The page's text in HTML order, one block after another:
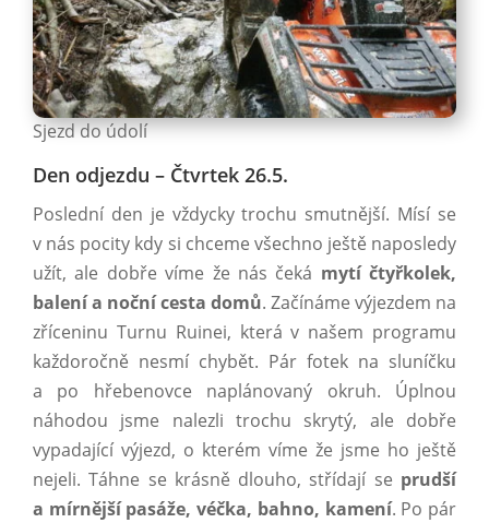
Sjezd do údolí
Den odjezdu – Čtvrtek 26.5.
Poslední den je vždycky trochu smutnější. Mísí se
v nás pocity kdy si chceme všechno ještě naposledy
užít, ale dobře víme že nás čeká mytí čtyřkolek,
balení a noční cesta domů. Začínáme výjezdem na
zříceninu Turnu Ruinei, která v našem programu
každoročně nesmí chybět. Pár fotek na sluníčku
a po hřebenovce naplánovaný okruh. Úplnou
náhodou jsme nalezli trochu skrytý, ale dobře
vypadající výjezd, o kterém víme že jsme ho ještě
nejeli. Táhne se krásně dlouho, střídají se prudší
a mírnější pasáže, véčka, bahno, kamení. Po pár